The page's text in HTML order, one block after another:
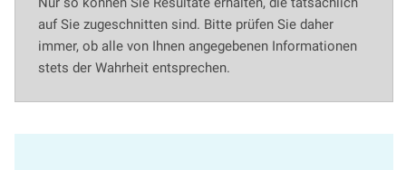
auf Sie zugeschnitten sind. Bitte prüfen Sie daher
immer, ob alle von Ihnen angegebenen Informationen
stets der Wahrheit entsprechen.